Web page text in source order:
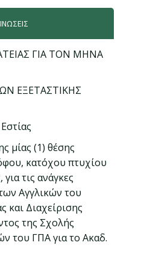
ΓΙΑ ΤΟΝ ΜΗΝΑ
ΕΞΕΤΑΣΤΙΚΗΣ
μίας (1) θέσης
κατόχου πτυχίου
τις ανάγκες
Αγγλικών του
και Διαχείρισης
της Σχολής
του ΓΠΑ για το Ακαδ.